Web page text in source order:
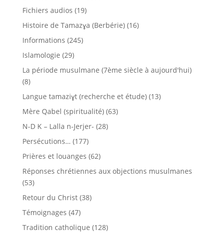
Fichiers audios (19)
Histoire de Tamazɣa (Berbérie)(16)
Informations (245)
Islamologie (29)
La période musulmane (7ème siècle à aujourd'hui)
(8)
Langue tamaziɣt (recherche et étude)(13)
Mère Qabel (spiritualité)(63)
N-D K – Lalla n-Jerjer- (28)
Persécutions… (177)
Prières et louanges (62)
Réponses chrétiennes aux objections musulmanes
(53)
Retour du Christ(38)
Témoignages (47)
Tradition catholique (128)